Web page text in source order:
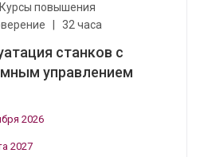
Курсы повышения
32 часа
станков с
управлением
2026
2027